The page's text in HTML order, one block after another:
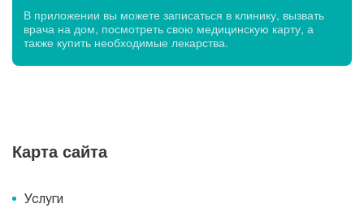
В приложении вы можете записаться в клинику, вызвать
врача на дом, посмотреть свою медицинскую карту, а
также купить необходимые лекарства.
Карта сайта
Услуги